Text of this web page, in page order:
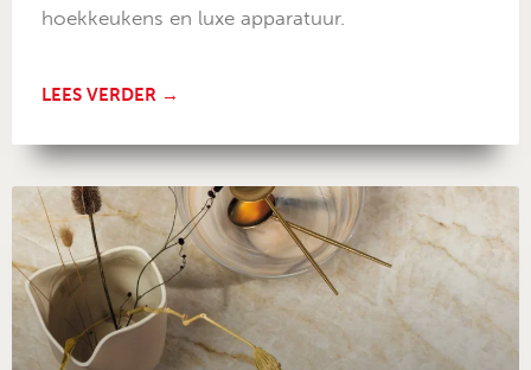
hoekkeukens en luxe apparatuur.
LEES VERDER →